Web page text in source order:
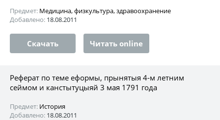
Предмет: Медицина, физкультура, здравоохранение
Добавлено: 18.08.2011
Скачать Читать online
Реферат по теме еформы, прынятыя 4-м летним
сеймом и канстытуцыяй 3 мая 1791 года
Предмет: История
Добавлено: 18.08.2011